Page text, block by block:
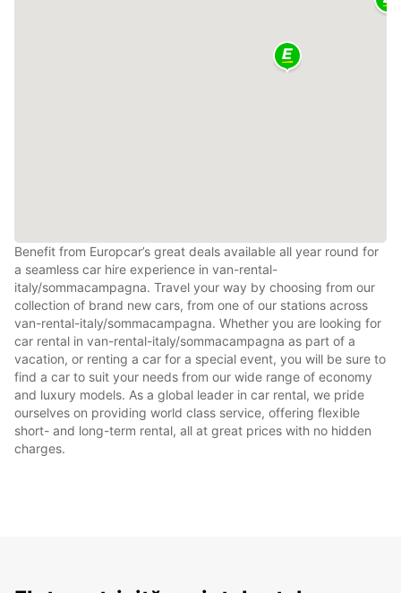
Benefit from Europcar’s great deals available all year round for
a seamless car hire experience in van-rental-
italy/sommacampagna. Travel your way by choosing from our
collection of brand new cars, from one of our stations across
van-rental-italy/sommacampagna. Whether you are looking for
car rental in van-rental-italy/sommacampagna as part of a
vacation, or renting a car for a special event, you will be sure to
find a car to suit your needs from our wide range of economy
and luxury models. As a global leader in car rental, we pride
ourselves on providing world class service, offering flexible
short- and long-term rental, all at great prices with no hidden
charges.